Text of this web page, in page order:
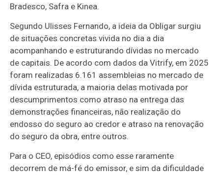
Bradesco, Safra e Kinea.
Segundo Ulisses Fernando, a ideia da Obligar surgiu
de situações concretas vivida no dia a dia
acompanhando e estruturando dívidas no mercado
de capitais. De acordo com dados da Vitrify, em 2025
foram realizadas 6.161 assembleias no mercado de
dívida estruturada, a maioria delas motivada por
descumprimentos como atraso na entrega das
demonstrações financeiras, não realização do
endosso do seguro ao credor e atraso na renovação
do seguro da obra, entre outros.
Para o CEO, episódios como esse raramente
decorrem de má-fé do emissor, e sim da dificuldade